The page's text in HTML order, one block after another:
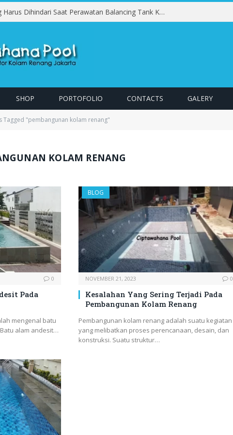
Kesalahan yang Harus Dihindari Saat Perawatan Balancing Tank Kolam Renang
SHOP PORTOFOLIO CONTACTS GALERY
Tagged "pembangunan kolam renang"
KOLAM RENANG
0
Pada
mengenal batu
alam andesit…
BLOG
NOVEMBER 21, 2023 0
Kesalahan Yang Sering Terjadi Pada
Pembangunan Kolam Renang
Pembangunan kolam renang adalah suatu kegiatan
yang melibatkan proses perencanaan, desain, dan
konstruksi. Suatu struktur…